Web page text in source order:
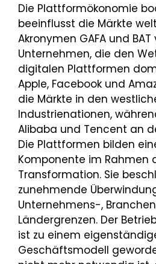
Die Plattformökonomie
beeinflusst die Märkte
Akronymen GAFA und
Unternehmen, die den
digitalen Plattformen
Apple, Facebook und
die Märkte in den
Industrienationen,
Alibaba und Tencent an
Die Plattformen bilden
Komponente im Rahmen
Transformation. Sie
zunehmende
Unternehmens-,
Ländergrenzen. Der
ist zu einem
Geschäftsmodell